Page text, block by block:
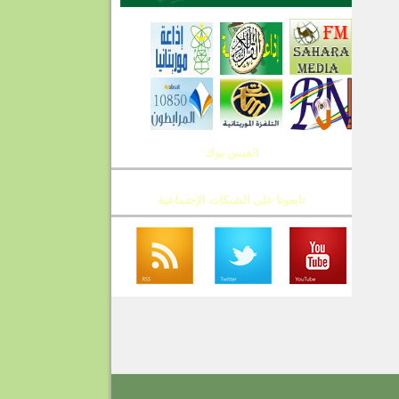
الفيس بوك
تابعونا على الشبكات الإجتماعية